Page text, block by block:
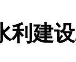
利建